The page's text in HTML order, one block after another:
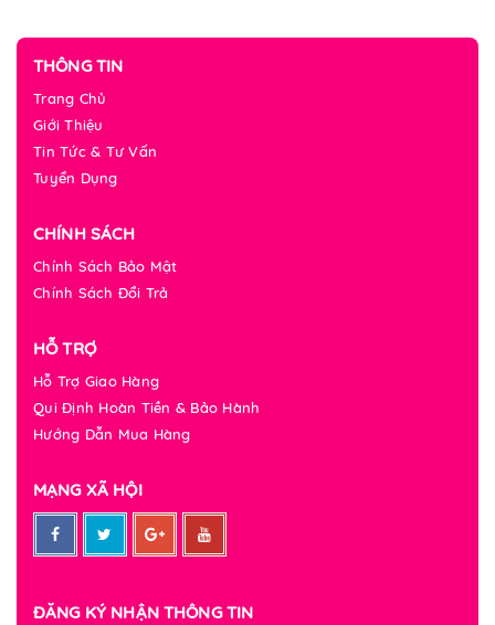
THÔNG TIN
Trang Chủ
Giới Thiệu
Tin Tức & Tư Vấn
Tuyển Dụng
CHÍNH SÁCH
Chính Sách Bảo Mật
Chính Sách Đổi Trả
HỖ TRỢ
Hỗ Trợ Giao Hàng
Qui Định Hoàn Tiền & Bảo Hành
Hướng Dẫn Mua Hàng
MẠNG XÃ HỘI
ĐĂNG KÝ NHẬN THÔNG TIN